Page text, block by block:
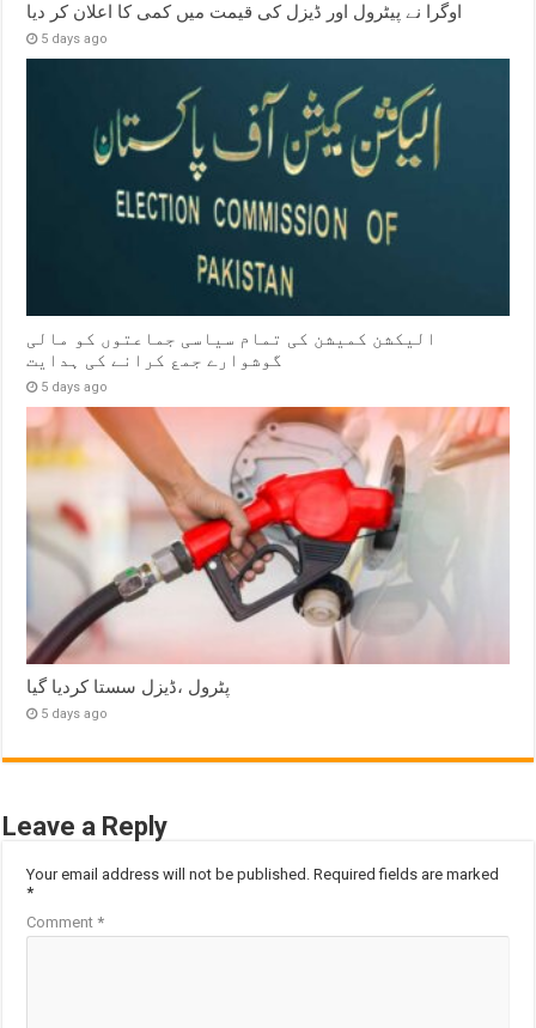
اوگرا نے پیٹرول اور ڈیزل کی قیمت میں کمی کا اعلان کر دیا
5 days ago
الیکشن کمیشن کی تمام سیاسی جماعتوں کو مالی
گوشوارے جمع کرانے کی ہدایت
5 days ago
پٹرول ،ڈیزل سستا کردیا گیا
5 days ago
Leave a Reply
Your email address will not be published. Required fields are marked
*
Comment*